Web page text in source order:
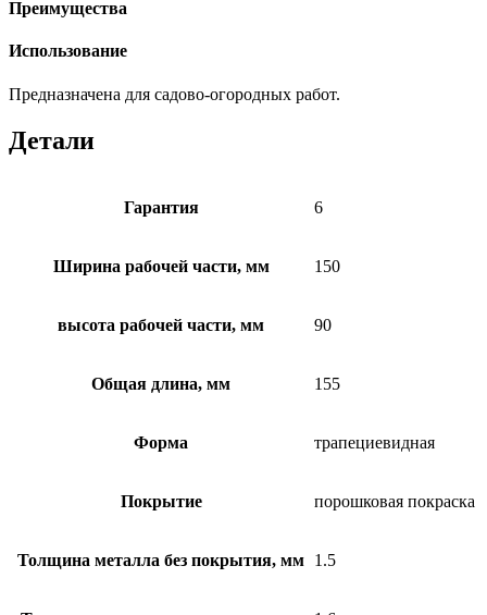
Преимущества
Использование
Предназначена для садово-огородных работ.
Детали
Гарантия 6
Ширина рабочей части, мм 150
высота рабочей части, мм 90
Общая длина, мм 155
Форма трапециевидная
Покрытие порошковая покраска
Толщина металла без покрытия, мм 1.5